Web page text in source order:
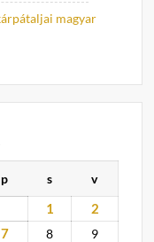
magyar
p s v
1
2
7 8
9